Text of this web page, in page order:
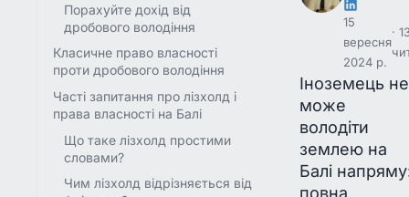
Порахуйте дохід від
дробового володіння
Класичне право власності
проти дробового володіння
Часті запитання про лізхолд і
права власності на Балі
Що таке лізхолд простими
словами?
Чим лізхолд відрізняється від
15
вересня
2024 р.
Іноземець не
може
володіти
землею на
Балі
повна